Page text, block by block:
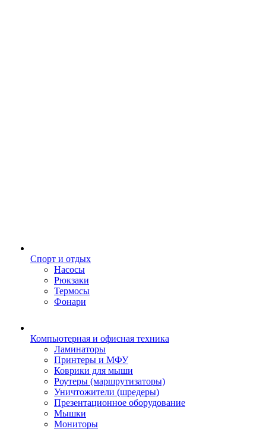
Спорт и отдых
Насосы
Рюкзаки
Термосы
Фонари
Компьютерная и офисная техника
Ламинаторы
Принтеры и МФУ
Коврики для мыши
Роутеры (маршрутизаторы)
Уничтожители (шредеры)
Презентационное оборудование
Мышки
Мониторы